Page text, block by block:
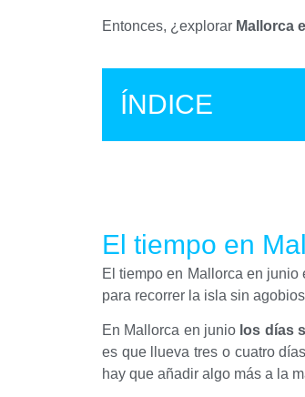
Entonces, ¿explorar Mallorca
ÍNDICE
El tiempo en
El tiempo en Mallorca en junio
para recorrer la isla sin
En Mallorca en junio los días
es que llueva tres o cuatro
hay que añadir algo más a la